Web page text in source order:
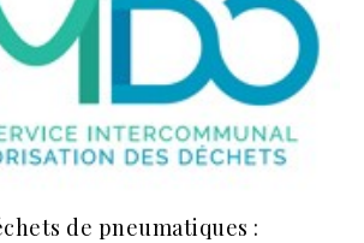
de pneumatiques :